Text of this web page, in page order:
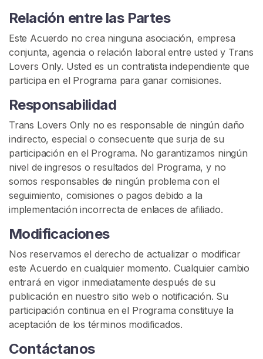
Relación entre las Partes
Este Acuerdo no crea ninguna asociación, empresa
conjunta, agencia o relación laboral entre usted y Trans
Lovers Only. Usted es un contratista independiente que
participa en el Programa para ganar comisiones.
Responsabilidad
Trans Lovers Only no es responsable de ningún daño
indirecto, especial o consecuente que surja de su
participación en el Programa. No garantizamos ningún
nivel de ingresos o resultados del Programa, y no
somos responsables de ningún problema con el
seguimiento, comisiones o pagos debido a la
implementación incorrecta de enlaces de afiliado.
Modificaciones
Nos reservamos el derecho de actualizar o modificar
este Acuerdo en cualquier momento. Cualquier cambio
entrará en vigor inmediatamente después de su
publicación en nuestro sitio web o notificación. Su
participación continua en el Programa constituye la
aceptación de los términos modificados.
Contáctanos
n
t
i
e
s
P
e
s
T
r
a
n
s
T
r
a
n
s
K
i
k